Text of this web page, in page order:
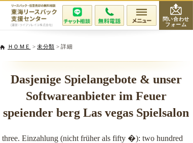
問い合わせ
フォーム
会社紹介
当社が選ばれる理由
サービスと費用
ＨＯＭＥ >未分類 > 詳細
Dasjenige Spielangebote & unser
Softwareanbieter im Feuer
speiender berg Las vegas Spielsalon
three. Einzahlung (nicht früher als fifty �): two hundred